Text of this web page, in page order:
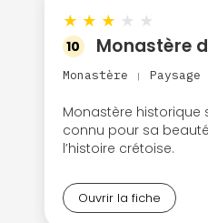
★ ★ ★ ★ ★
10 Monastère
Monastère | Paysage
Monastère
connu pour sa
l’histoire crétoise.
Ouvrir la fiche